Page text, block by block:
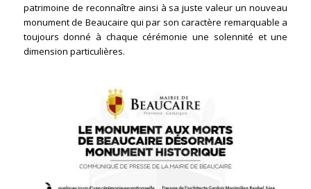
patrimoine de reconnaître ainsi à sa juste valeur un nouveau
monument de Beaucaire qui par son caractère remarquable a
toujours donné à chaque cérémonie une solennité et une
dimension particulières.